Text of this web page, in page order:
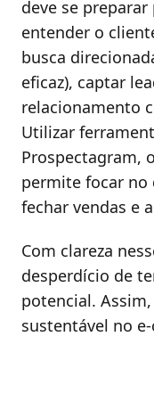
deve se
entender o
busca
eficaz), captar
relacionamento
Utilizar
Prospectagram,
permite focar
fechar vendas e
Com clareza
desperdício de
potencial.
sustentável no